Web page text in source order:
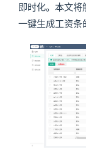
即时化。本文
一键生成工资条